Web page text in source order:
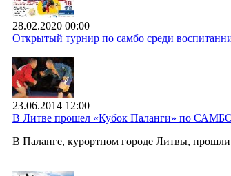
28.02.2020 00:00
Открытый турнир по самбо среди
23.06.2014 12:00
В Литве прошел «Кубок Паланги» по
В Паланге, курортном городе Литвы,